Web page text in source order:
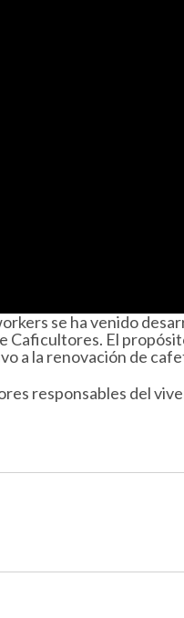
se ha venido
Caficultores. El
a la renovación de
responsables del